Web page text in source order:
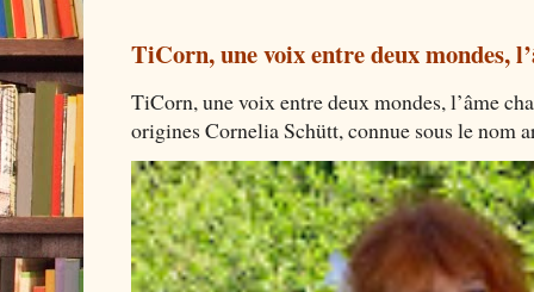
TiCorn, une voix entre deux mondes,
TiCorn, une voix entre deux mondes, l’âme
origines Cornelia Schütt, connue sous le nom